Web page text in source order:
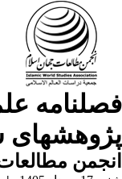
مطالعات